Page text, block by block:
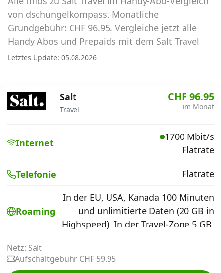
Abos für Tablets, Hotspots und Smart
Watches
Tarifrechner Handy-Abo
Der gute alte Tarifrechner im neuen Design
Alle Anbieter
Handy-Abo-Aktionen
Handy-Abo kündigen oder
Alle Mobile-Vergleiche
Internet, TV, Telefon
von dschungelkompass. Monatliche
Grundgebühr: CHF 96.95. Vergleiche jetzt alle
Handy Abos und Prepaids mit dem Salt Travel
Letztes Update: 05.08.2026
Salt
Travel
CHF 96.95
im Monat
Internet
1700 Mbit/s
Flatrate
Telefonie Flatrate
Roaming
In der EU, USA, Kanada 100 Minuten
und unlimitierte Daten (20 GB in
Highspeed). In der Travel-Zone 5 GB.
Netz: Salt
Aufschaltgebühr CHF 59.95